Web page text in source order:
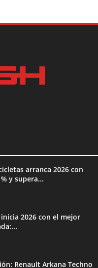
arranca 2026 con
y supera...
2026 con el mejor
Renault Arkana Techno